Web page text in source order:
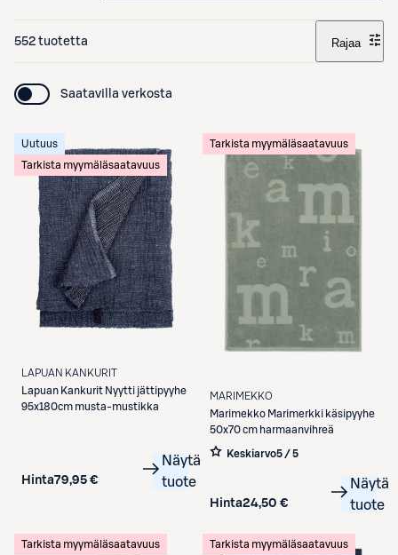
552 tuotetta Rajaa
Saatavilla verkosta
Uutuus
Tarkista myymäläsaatavuus
LAPUAN KANKURIT
Lapuan Kankurit Nyytti jättipyyhe
95x180cm musta-mustikka
Hinta79,95 €
Näytä
tuote
Tarkista myymäläsaatavuus
MARIMEKKO
Marimekko Marimerkki käsipyyhe
50x70 cm harmaanvihreä
Keskiarvo5 / 5
Hinta24,50 €
Näytä
tuote
Tarkista myymäläsaatavuus Tarkista myymäläsaatavuus